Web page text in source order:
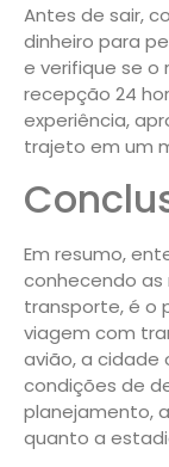
Antes de sair,
dinheiro para
e verifique se
recepção 24
experiência,
trajeto em um
Em resumo,
conhecendo as
transporte, é o
viagem com
avião, a cidade
condições de
planejamento,
quanto a